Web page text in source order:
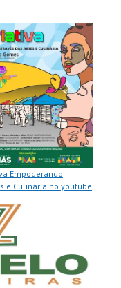
Empoderando
e Culinária no youtube